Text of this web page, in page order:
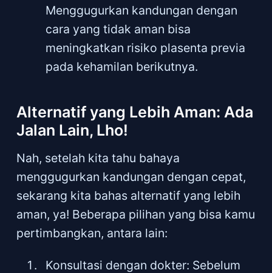
Menggugurkan kandungan dengan
cara yang tidak aman bisa
meningkatkan risiko plasenta previa
pada kehamilan berikutnya.
Alternatif yang Lebih Aman: Ada
Jalan Lain, Lho!
Nah, setelah kita tahu bahaya
menggugurkan kandungan dengan cepat,
sekarang kita bahas alternatif yang lebih
aman, ya! Beberapa pilihan yang bisa kamu
pertimbangkan, antara lain:
Konsultasi dengan dokter: Sebelum